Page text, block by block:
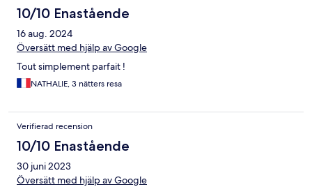
10/10 Enastående
16 aug. 2024
Översätt med hjälp av Google
Tout simplement parfait !
NATHALIE, 3 nätters resa
Verifierad recension
10/10 Enastående
30 juni 2023
Översätt med hjälp av Google